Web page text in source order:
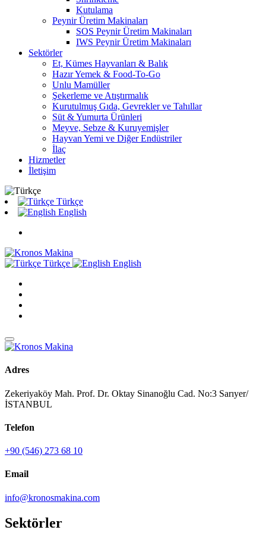
Kutulama
Peynir Üretim Makinaları
SOS Peynir Üretim Makinaları
IWS Peynir Üretim Makinaları
Sektörler
Et, Kümes Hayvanları & Balık
Hazır Yemek & Food-To-Go
Unlu Mamüller
Şekerleme ve Atıştırmalık
Kurutulmuş Gıda, Gevrekler ve Tahıllar
Süt & Yumurta Ürünleri
Meyve, Sebze & Kuruyemişler
Hayvan Yemi ve Diğer Endüstriler
İlaç
Hizmetler
İletişim
Türkçe
English
Türkçe English
Adres
Zekeriyaköy Mah. Prof. Dr. Oktay Sinanoğlu Cad. No:3 Sarıyer/
İSTANBUL
Telefon
+90 (546) 273 68 10
Email
info@kronosmakina.com
Sektörler